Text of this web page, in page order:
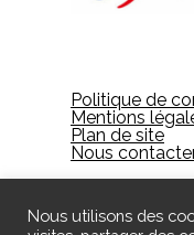
Politique de
Mentions
Plan de site
Nous
Nous utilisons des